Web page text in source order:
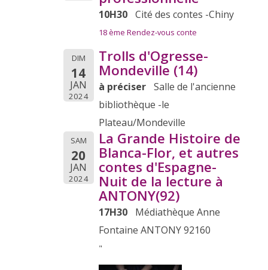
Enfants – Contes & Oralité
Adultes – Vers une parole vivante
Adultes – Contes & Musicalité de la parole
Professionnels – Corps & Voix
10H30 Cité des contes -Chiny
18 ème Rendez-vous conte
DIM
14
JAN
2024
Trolls d'Ogresse-
Mondeville (14)
à préciser Salle de l'ancienne
bibliothèque -le
Plateau/Mondeville
SAM
20
JAN
2024
La Grande Histoire de
Blanca-Flor, et autres
contes d'Espagne-
Nuit de la lecture à
ANTONY(92)
17H30
Médiathèque Anne
Fontaine ANTONY 92160
"